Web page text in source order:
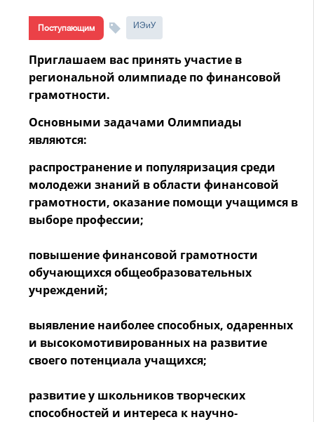
Поступающим ИЭиУ
Приглашаем вас принять участие в
региональной олимпиаде по финансовой
грамотности.
Основными задачами Олимпиады
являются:
распространение и популяризация среди
молодежи знаний в области финансовой
грамотности, оказание помощи учащимся в
выборе профессии;
повышение финансовой грамотности
обучающихся общеобразовательных
учреждений;
выявление наиболее способных, одаренных
и высокомотивированных на развитие
своего потенциала учащихся;
развитие у школьников творческих
способностей и интереса к научно-